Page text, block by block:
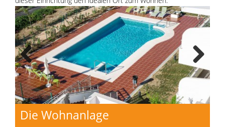
Previo
us
Next
Die Wohnanlage